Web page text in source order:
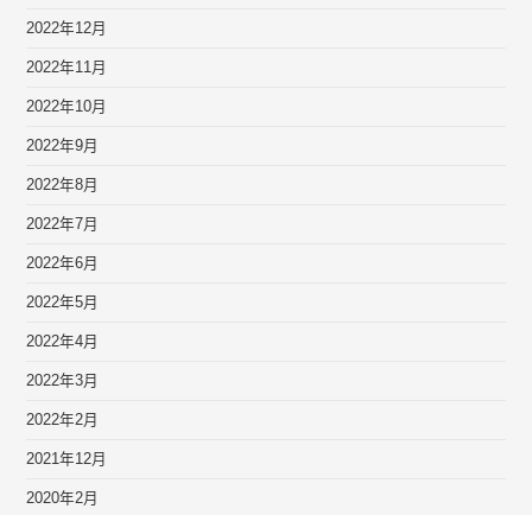
2022年12月
2022年11月
2022年10月
2022年9月
2022年8月
2022年7月
2022年6月
2022年5月
2022年4月
2022年3月
2022年2月
2021年12月
2020年2月